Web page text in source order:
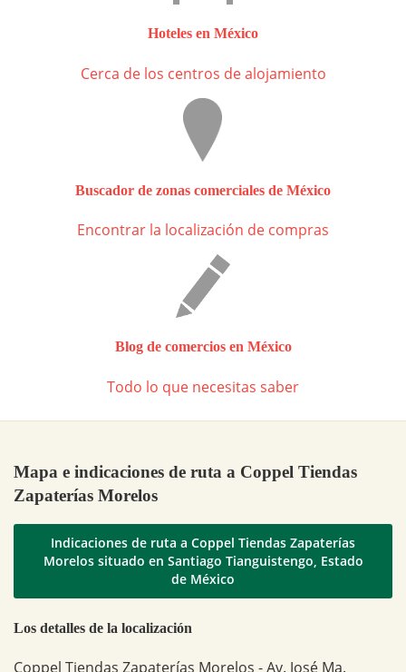
Hoteles en México
Cerca de los centros de alojamiento
Buscador de zonas comerciales de México
Encontrar la localización de compras
Blog de comercios en México
Todo lo que necesitas saber
Mapa e indicaciones de ruta a Coppel Tiendas
Zapaterías Morelos
Indicaciones de ruta a Coppel Tiendas Zapaterías
Morelos situado en Santiago Tianguistengo, Estado
de México
Los detalles de la localización
Coppel Tiendas Zapaterías Morelos - Av. José Ma.